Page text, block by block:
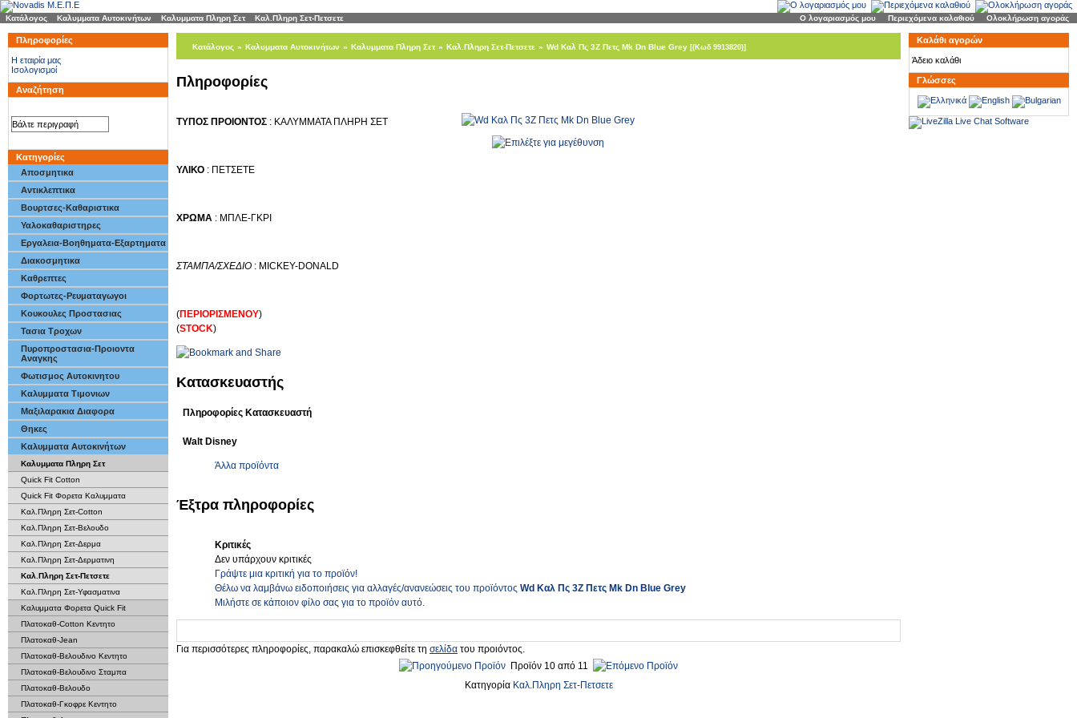
Κατάλογος Καλυμματα Αυτοκινήτων Καλυμματα Πληρη Σετ» Καλ.Πληρη Σετ-Πετσετε Ο λογαριασμός μου Περιεχόμενα καλαθιού Ολοκλήρωση αγοράς
Πληροφορίες
H εταιρία μας
Ισολογισμοί
Αναζήτηση
Κατηγορίες
Αποσμητικα
Αντικλεπτικα
Βουρτσες-Καθαριστικα
Υαλοκαθαριστηρες
Εργαλεια-Βοηθηματα-Εξαρτηματα
Διακοσμητικα
Καθρεπτες
Φορτωτες-Ρευματαγωγοι
Κουκουλες Προστασιας
Τασια Τροχων
Πυροπροστασια-Προιοντα
Αναγκης
Φωτισμος Αυτοκινητου
Καλυμματα Τιμονιων
Μαξιλαρακια Διαφορα
Θηκες
Καλυμματα Αυτοκινήτων
Καλυμματα Πληρη Σετ
Quick Fit Cotton
Quick Fit Φορετα Καλυμματα
Καλ.Πληρη Σετ-Cotton
Καλ.Πληρη Σετ-Βελουδο
Καλ.Πληρη Σετ-Δερμα
Καλ.Πληρη Σετ-Δερματινη
Καλ.Πληρη Σετ-Πετσετε
Καλ.Πληρη Σετ-Υφασματινα
Καλυμματα Φορετα Quick Fit
Πλατοκαθ-Cotton Κεντητο
Πλατοκαθ-Jean
Πλατοκαθ-Βελουδινο Κεντητο
Πλατοκαθ-Βελουδινο Σταμπα
Πλατοκαθ-Βελουδο
Πλατοκαθ-Γκοφρε Κεντητο
Κατάλογος » Καλυμματα Αυτοκινήτων » Καλυμματα Πληρη Σετ » Καλ.Πληρη Σετ-Πετσετε » Wd Καλ Πς 3Ζ Πετς Mk Dn Blue Grey [(Κωδ 9913820)]
Πληροφορίες
ΤΥΠΟΣ ΠΡΟΙΟΝΤΟΣ : ΚΑΛΥΜΜΑΤΑ ΠΛΗΡΗ ΣΕΤ
ΥΛΙΚΟ : ΠΕΤΣΕΤΕ
ΧΡΩΜΑ : ΜΠΛΕ-ΓΚΡΙ
ΣΤΑΜΠΑ/ΣΧΕΔΙΟ : MICKEY-DONALD
(ΠΕΡΙΟΡΙΣΜΕΝΟΥ)
(STOCK)
Κατασκευαστής
Πληροφορίες Κατασκευαστή
Walt Disney
Άλλα προϊόντα
Έξτρα πληροφορίες
Κριτικές
Δεν υπάρχουν κριτικές
Γράψτε μια κριτική για το προϊόν!
Θέλω να λαμβάνω ειδοποιήσεις για αλλαγές/ανανεώσεις του προϊόντος Wd Καλ Πς 3Ζ Πετς Mk Dn Blue Grey
Μιλήστε σε κάποιον φίλο σας για το προϊόν αυτό.
Για περισσότερες πληροφορίες, παρακαλώ επισκεφθείτε τη σελίδα του προιόντος.
Προϊόν 10 από 11
Κατηγορία Καλ.Πληρη Σετ-Πετσετε
Καλάθι αγορών
Άδειο καλάθι
Γλώσσες